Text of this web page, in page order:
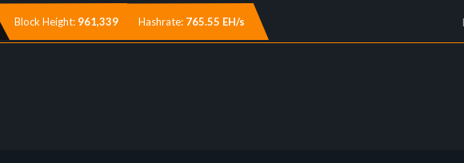
Block Height: 961,339 Hashrate: 765.55 EH/s